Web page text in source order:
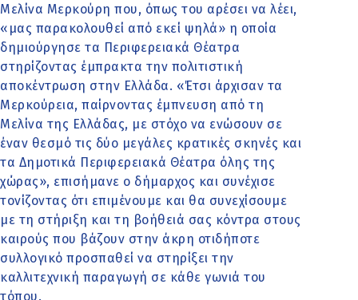
Μελίνα Μερκούρη που, όπως του αρέσει να λέει,
«μας παρακολουθεί από εκεί ψηλά» η οποία
δημιούργησε τα Περιφερειακά Θέατρα
στηρίζοντας έμπρακτα την πολιτιστική
αποκέντρωση στην Ελλάδα. «Έτσι άρχισαν τα
Μερκούρεια, παίρνοντας έμπνευση από τη
Μελίνα της Ελλάδας, με στόχο να ενώσουν σε
έναν θεσμό τις δύο μεγάλες κρατικές σκηνές και
τα Δημοτικά Περιφερειακά Θέατρα όλης της
χώρας», επισήμανε ο δήμαρχος και συνέχισε
τονίζοντας ότι επιμένουμε και θα συνεχίσουμε
με τη στήριξη και τη βοήθειά σας κόντρα στους
καιρούς που βάζουν στην άκρη οτιδήποτε
συλλογικό προσπαθεί να στηρίξει την
καλλιτεχνική παραγωγή σε κάθε γωνιά του
τόπου.